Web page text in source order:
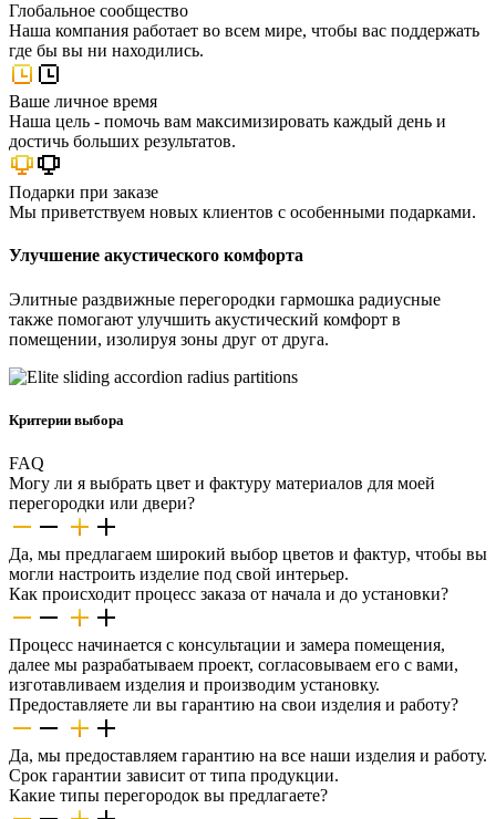
Глобальное сообщество
Наша компания работает во всем мире, чтобы вас поддержать
где бы вы ни находились.
Ваше личное время
Наша цель - помочь вам максимизировать каждый день и
достичь больших результатов.
Подарки при заказе
Мы приветствуем новых клиентов с особенными подарками.
Улучшение акустического комфорта
Элитные раздвижные перегородки гармошка радиусные
также помогают улучшить акустический комфорт в
помещении, изолируя зоны друг от друга.
Критерии выбора
FAQ
Могу ли я выбрать цвет и фактуру материалов для моей
перегородки или двери?
Да, мы предлагаем широкий выбор цветов и фактур, чтобы вы
могли настроить изделие под свой интерьер.
Как происходит процесс заказа от начала и до установки?
Процесс начинается с консультации и замера помещения,
далее мы разрабатываем проект, согласовываем его с вами,
изготавливаем изделия и производим установку.
Предоставляете ли вы гарантию на свои изделия и работу?
Да, мы предоставляем гарантию на все наши изделия и работу.
Срок гарантии зависит от типа продукции.
Какие типы перегородок вы предлагаете?